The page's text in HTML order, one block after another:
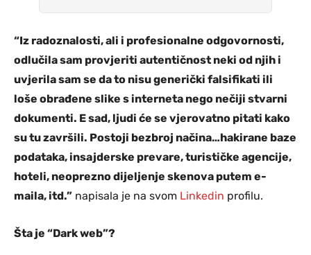
“Iz radoznalosti, ali i profesionalne odgovornosti,
odlučila sam provjeriti autentičnost neki od njih i
uvjerila sam se da to nisu generički falsifikati ili
loše obrađene slike s interneta nego nečiji stvarni
dokumenti. E sad, ljudi će se vjerovatno pitati kako
su tu završili. Postoji bezbroj načina…hakirane baze
podataka, insajderske prevare, turističke agencije,
hoteli, neoprezno dijeljenje skenova putem e-
maila, itd.” napisala je na svom Linkedin profilu.
Šta je “Dark web”?